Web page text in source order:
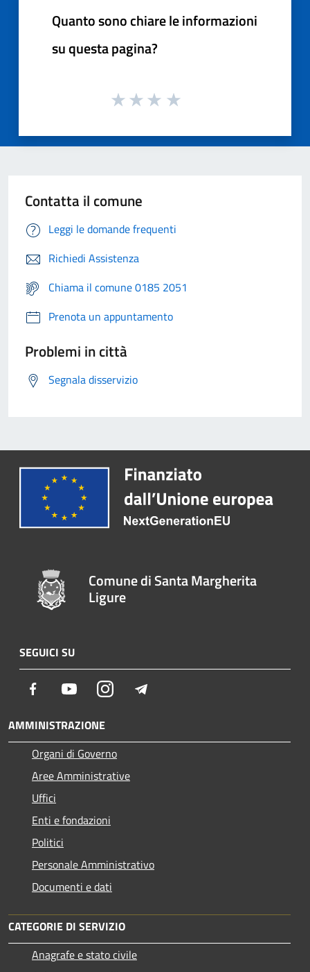
Quanto sono chiare le informazioni
su questa pagina?
Contatta il comune
Leggi le domande frequenti
Richiedi Assistenza
Chiama il comune 0185 2051
Prenota un appuntamento
Problemi in città
Segnala disservizio
Comune di Santa Margherita
Ligure
SEGUICI SU
Facebook YoutubeInstagram
AMMINISTRAZIONE
Organi di Governo
Aree Amministrative
Uffici
Enti e fondazioni
Politici
Personale Amministrativo
Documenti e dati
CATEGORIE DI SERVIZIO
Anagrafe e stato civile